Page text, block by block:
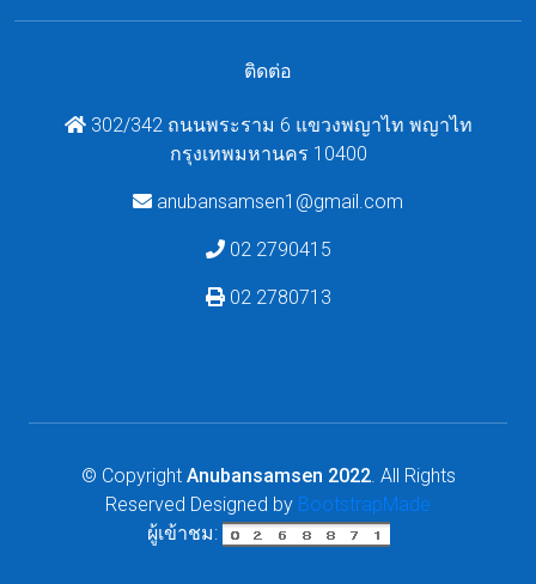
ติดต่อ
302/342 ถนนพระราม 6 แขวงพญาไท พญาไท
กรุงเทพมหานคร 10400
anubansamsen1@gmail.com
02 2790415
02 2780713
© Copyright Anubansamsen 2022. All Rights
Reserved Designed by BootstrapMade
ผู้เข้าชม: